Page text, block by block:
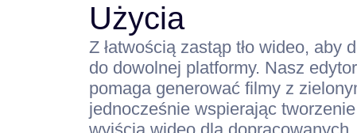
Użycia
Z łatwością zastąp tło wideo, aby
do dowolnej platformy. Nasz
pomaga generować filmy z
jednocześnie wspierając